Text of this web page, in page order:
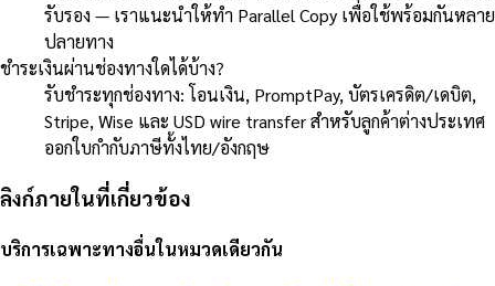
รับรอง — เราแนะนำให้ทำ Parallel Copy เพื่อใช้พร้อมกันหลาย
ปลายทาง
ชำระเงินผ่านช่องทางใดได้บ้าง?
รับชำระทุกช่องทาง: โอนเงิน, PromptPay, บัตรเครดิต/เดบิต,
Stripe, Wise และ USD wire transfer สำหรับลูกค้าต่างประเทศ
ออกใบกำกับภาษีทั้งไทย/อังกฤษ
ลิงก์ภายในที่เกี่ยวข้อง
บริการเฉพาะทางอื่นในหมวดเดียวกัน